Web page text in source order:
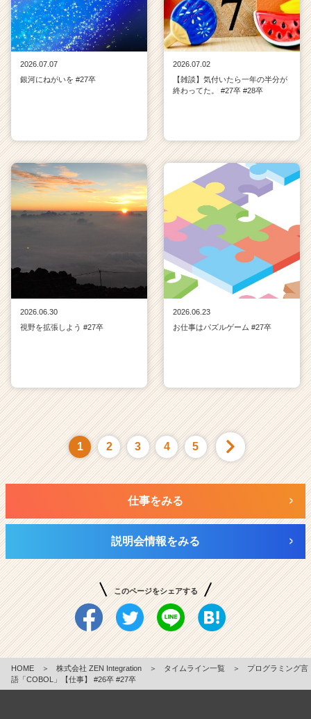
2026.07.07
銀河にねがいを #27卒
2026.07.02
【雑談】気付いたら一年の半分が
終わってた。 #27卒 #28卒
2026.06.30
視野を拡張しよう #27卒
2026.06.23
お仕事はパズルゲーム #27卒
1 2 3 4 5
仕事をみる
説明会情報をみる
このページをシェアする
HOME ＞ 株式会社 ZEN Integration ＞ タイムライン一覧 ＞
プログラミング言
語「COBOL」【仕事】 #26卒 #27卒